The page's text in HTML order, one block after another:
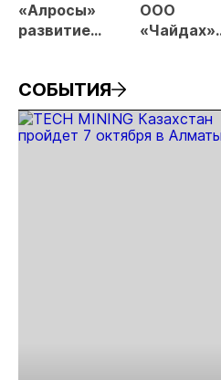
«Алросы»
развитие
энергетических
проектов в
Якутии
ООО
«Чайдах»
добычу
золота в
СОБЫТИЯ